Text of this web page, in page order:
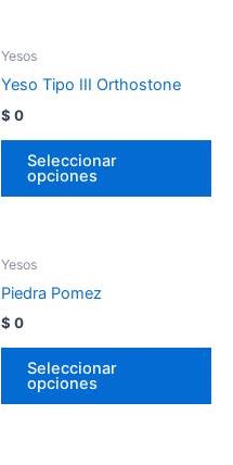
Yesos
Yeso Tipo III Orthostone
$ 0
Seleccionar
opciones
Yesos
Piedra Pomez
$ 0
Seleccionar
opciones